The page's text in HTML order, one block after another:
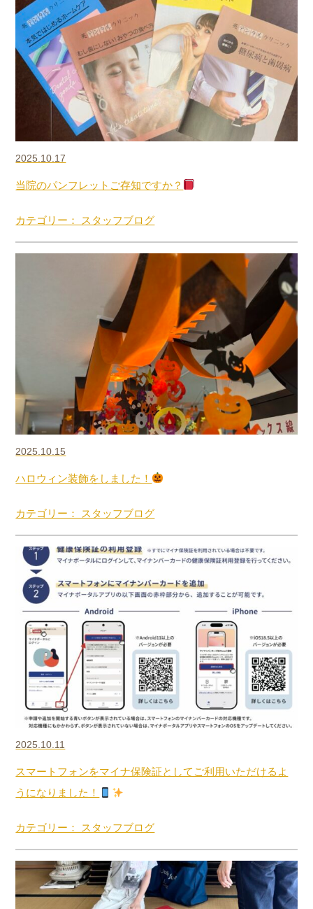
2025.10.17
当院のパンフレットご存知ですか？
カテゴリー： スタッフブログ
2025.10.15
ハロウィン装飾をしました！
カテゴリー： スタッフブログ
2025.10.11
スマートフォンをマイナ保険証としてご利用いただけるよ
うになりました！
カテゴリー： スタッフブログ